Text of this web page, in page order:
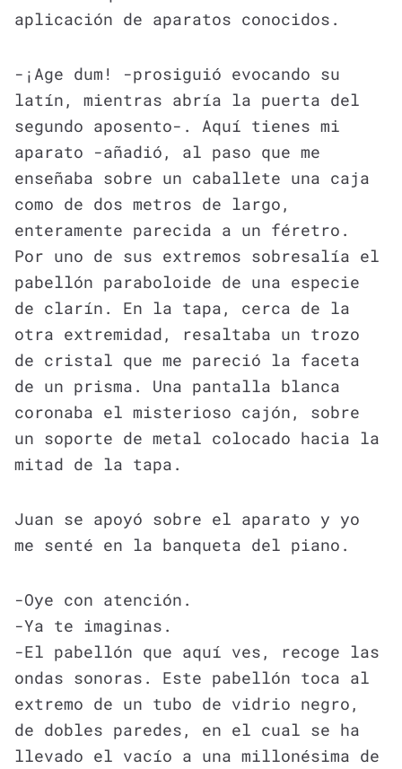
aplicación de aparatos conocidos.
-¡Age dum! -prosiguió evocando su
latín, mientras abría la puerta del
segundo aposento-. Aquí tienes mi
aparato -añadió, al paso que me
enseñaba sobre un caballete una caja
como de dos metros de largo,
enteramente parecida a un féretro.
Por uno de sus extremos sobresalía el
pabellón paraboloide de una especie
de clarín. En la tapa, cerca de la
otra extremidad, resaltaba un trozo
de cristal que me pareció la faceta
de un prisma. Una pantalla blanca
coronaba el misterioso cajón, sobre
un soporte de metal colocado hacia la
mitad de la tapa.
Juan se apoyó sobre el aparato y yo
me senté en la banqueta del piano.
-Oye con atención.
-Ya te imaginas.
-El pabellón que aquí ves, recoge las
ondas sonoras. Este pabellón toca al
extremo de un tubo de vidrio negro,
de dobles paredes, en el cual se ha
llevado el vacío a una millonésima de